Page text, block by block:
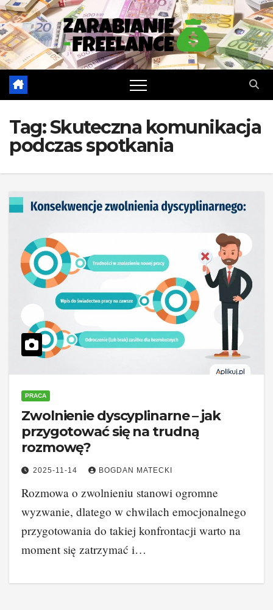
Skip
to
content
Tag:Skuteczna komunikacja
podczas spotkania
PRACA
Zwolnienie dyscyplinarne – jak
przygotować się na trudną
rozmowę?
2025-11-14 BOGDAN MATECKI
Rozmowa o zwolnieniu stanowi ogromne
wyzwanie, dlatego w chwilach emocjonalnego
przygotowania do takiej konfrontacji warto na
moment się zatrzymać i…